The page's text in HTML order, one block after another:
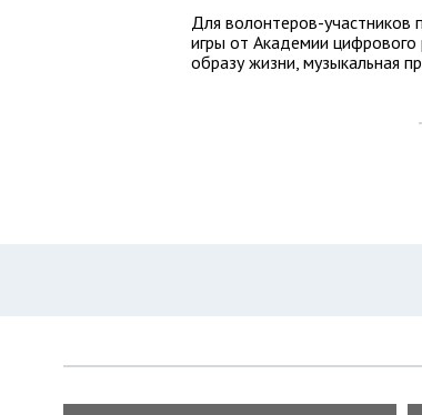
Для волонтеров-участников
игры от Академии
образу жизни, музыкальная